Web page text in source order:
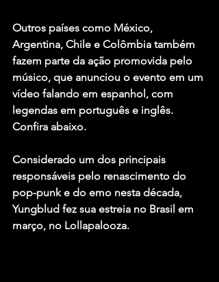
Outros países como México,
Argentina, Chile e Colômbia também
fazem parte da ação promovida pelo
músico, que anunciou o evento em um
vídeo falando em espanhol, com
legendas em português e inglês.
Confira abaixo.
Considerado um dos principais
responsáveis pelo renascimento do
pop-punk e do emo nesta década,
Yungblud fez sua estreia no Brasil em
março, no Lollapalooza.